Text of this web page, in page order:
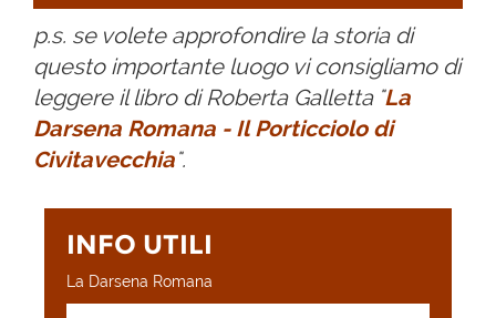
p.s. se volete approfondire la storia di
questo importante luogo vi consigliamo di
leggere il libro di Roberta Galletta "La
Darsena Romana - Il Porticciolo di
Civitavecchia".
INFO UTILI
La Darsena Romana